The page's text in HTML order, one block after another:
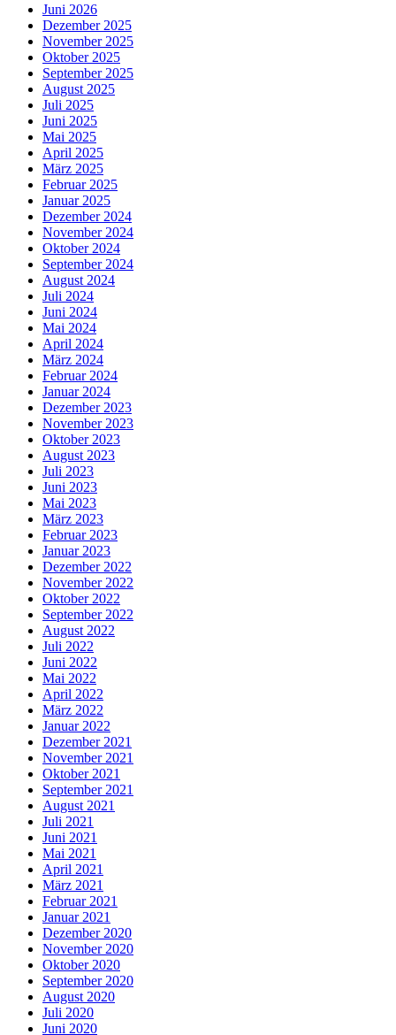
Juni 2026
Dezember 2025
November 2025
Oktober 2025
September 2025
August 2025
Juli 2025
Juni 2025
Mai 2025
April 2025
März 2025
Februar 2025
Januar 2025
Dezember 2024
November 2024
Oktober 2024
September 2024
August 2024
Juli 2024
Juni 2024
Mai 2024
April 2024
März 2024
Februar 2024
Januar 2024
Dezember 2023
November 2023
Oktober 2023
August 2023
Juli 2023
Juni 2023
Mai 2023
März 2023
Februar 2023
Januar 2023
Dezember 2022
November 2022
Oktober 2022
September 2022
August 2022
Juli 2022
Juni 2022
Mai 2022
April 2022
März 2022
Januar 2022
Dezember 2021
November 2021
Oktober 2021
September 2021
August 2021
Juli 2021
Juni 2021
Mai 2021
April 2021
März 2021
Februar 2021
Januar 2021
Dezember 2020
November 2020
Oktober 2020
September 2020
August 2020
Juli 2020
Juni 2020